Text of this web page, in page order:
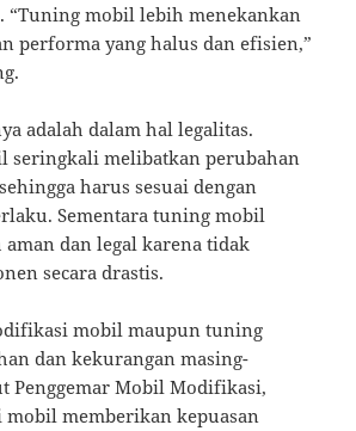
“Tuning mobil lebih menekankan
performa yang halus dan efisien,”
adalah dalam hal legalitas.
seringkali melibatkan perubahan
harus sesuai dengan
Sementara tuning mobil
dan legal karena tidak
secara drastis.
mobil maupun tuning
dan kekurangan masing-
Penggemar Mobil Modifikasi,
memberikan kepuasan